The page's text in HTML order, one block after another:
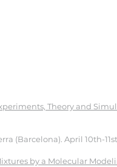
Theory and
(Barcelona). April 10th-
by a Molecular